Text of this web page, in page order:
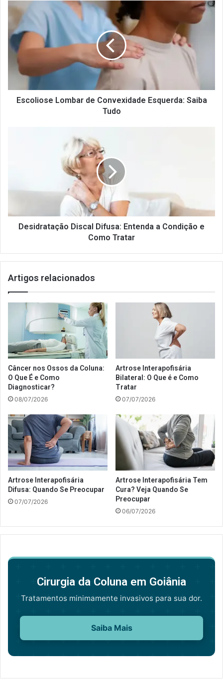
Escoliose
Lombar
Convexidade
Esquerda:
Escoliose Lombar de Convexidade Esquerda: Saiba
Tudo
Tratar
Desidratação Discal Difusa: Entenda a Condição e
Como Tratar
Artigos relacionados
Câncer nos Ossos da Coluna:
O Que É e Como
Diagnosticar?
08/07/2026
Artrose Interapofisária
Bilateral: O Que é e Como
Tratar
07/07/2026
Artrose Interapofisária
Difusa: Quando Se Preocupar
07/07/2026
Artrose Interapofisária Tem
Cura? Veja Quando Se
Preocupar
06/07/2026
Cirurgia da Coluna em Goiânia
Tratamentos minimamente invasivos para sua dor.
Saiba Mais